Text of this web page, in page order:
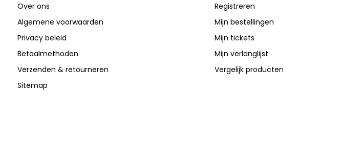
Over ons
Algemene voorwaarden
Privacy beleid
Betaalmethoden
Verzenden & retourneren
Sitemap
Registreren
Mijn bestellingen
Mijn tickets
Mijn verlanglijst
Vergelijk producten